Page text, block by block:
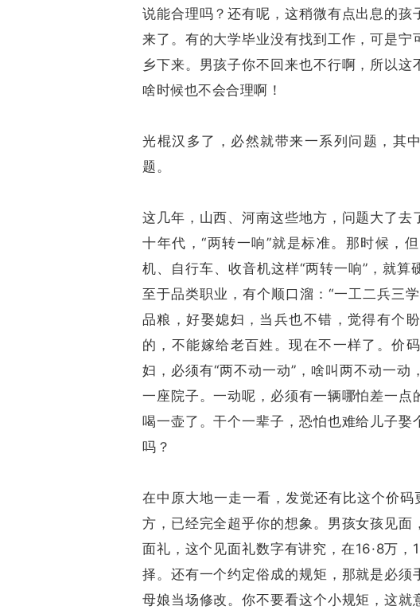
说能合理吗？还有呢，这稍微有点出息的孩
来了。有的大学毕业没有找到工作，可是宁
乡下来。男孩子你不回来也不行啊，所以
啥时候也不会合理啊！
光棍汉多了，必然就带来一系列问题，其
题。
这几年，山西、河南这些地方，问题大了
十年代，“两转一响”就是标准。那时候，
机、自行车、收音机这样“两转一响”，就算
至于品类职业，有个顺口溜：“一工二兵三
品粮，好娶媳妇，当兵也不错，觉得有个
的，不能嫁给老百姓。现在不一样了。价
妇，必须有“两不动一动”，啥叫两不动一
一座院子。一动呢，必须有一辆哪怕差一
喝一壶了。干个一辈子，恐怕也难给儿子
吗？
在中原大地一走一看，发觉还有比这个价码
方，已经完全超乎你的想象。男孩女孩见
面礼，这个见面礼数字有讲究，在16·8万，
择。还有一个约定俗成的规矩，那就是必
母娘当场修改。你不要看这个小规矩，这